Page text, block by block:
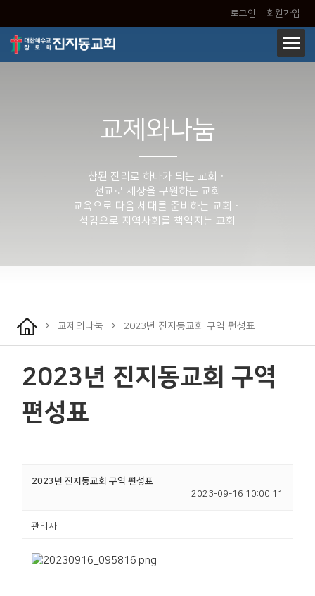
로그인 회원가입
교제와나눔
참된 진리로 하나가 되는 교회ㆍ
선교로 세상을 구원하는 교회
교육으로 다음 세대를 준비하는 교회ㆍ
섬김으로 지역사회를 책임지는 교회
교제와나눔 2023년 진지동교회 구역 편성표
2023년 진지동교회 구역
편성표
2023년 진지동교회 구역 편성표
2023-09-16 10:00:11
관리자